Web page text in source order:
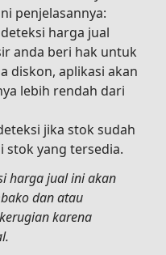
penjelasannya:
harga jual
anda beri hak untuk
diskon, aplikasi akan
lebih rendah dari
jika stok sudah
stok yang tersedia.
harga jual ini akan
dan atau
karena